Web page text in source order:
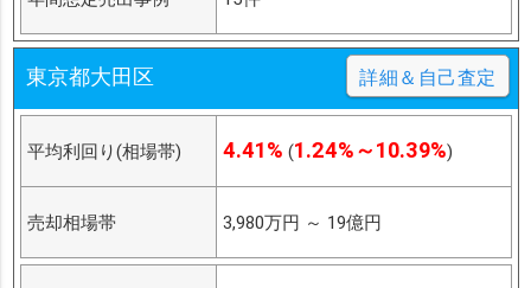
東京都大田区 詳細＆自己査定
平均利回り(相場帯) 4.41% (1.24%～10.39%)
売却相場帯 3,980万円 ～ 19億円